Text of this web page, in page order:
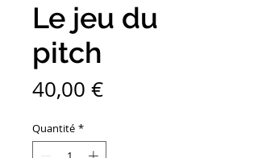
Le jeu du
pitch
40,00 €Prix
Quantité *